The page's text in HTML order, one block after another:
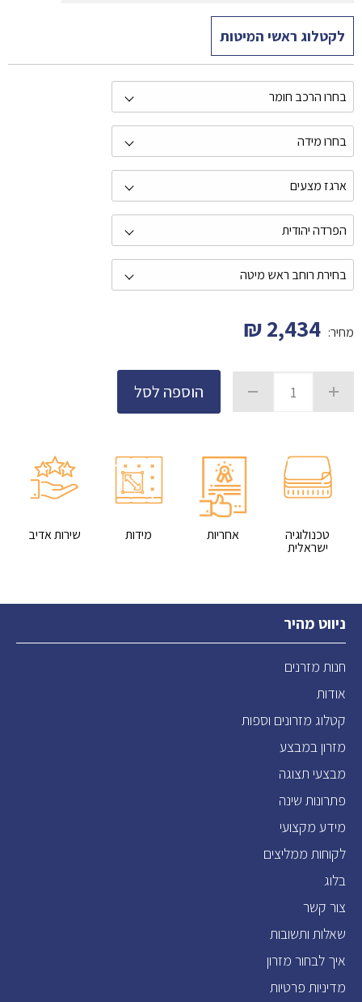
לקטלוג ראשי המיטות
מחיר: 2,434
₪
הוספה לסל
טכנולוגיה
ישראלית
אחריות מידות שירות אדיב
ניווט מהיר
חנות מזרנים
אודות
קטלוג מזרונים וספות
מזרון במבצע
מבצעי תצוגה
פתרונות שינה
מידע מקצועי
לקוחות ממליצים
בלוג
צור קשר
שאלות ותשובות
איך לבחור מזרון
מדיניות פרטיות